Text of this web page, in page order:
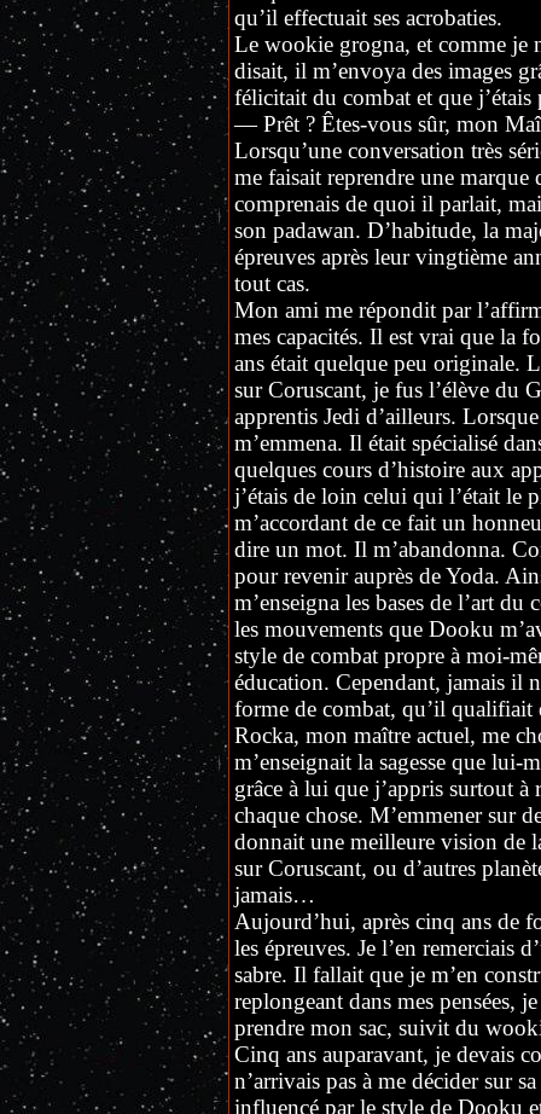
qu’il effectuait ses acrobaties.
Le wookie grogna, et comme je
disait, il m’envoya des images
félicitait du combat et que j’étais
— Prêt ? Êtes-vous sûr, mon
Lorsqu’une conversation très
me faisait reprendre une marque
comprenais de quoi il parlait,
son padawan. D’habitude, la
épreuves après leur vingtième
tout cas.
Mon ami me répondit par
mes capacités. Il est vrai que la
ans était quelque peu originale.
sur Coruscant, je fus l’élève du
apprentis Jedi d’ailleurs.
m’emmena. Il était spécialisé
quelques cours d’histoire aux
j’étais de loin celui qui l’était le
m’accordant de ce fait un
dire un mot. Il m’abandonna.
pour revenir auprès de Yoda.
m’enseigna les bases de l’art
les mouvements que Dooku
style de combat propre à moi-
éducation. Cependant, jamais il
forme de combat, qu’il qualifiait
Rocka, mon maître actuel, me
m’enseignait la sagesse que lui-
grâce à lui que j’appris surtout à
chaque chose. M’emmener sur
donnait une meilleure vision de
sur Coruscant, ou d’autres
jamais…
Aujourd’hui, après cinq ans de
les épreuves. Je l’en remerciais
sabre. Il fallait que je m’en
replongeant dans mes pensées,
prendre mon sac, suivit du
Cinq ans auparavant, je devais
n’arrivais pas à me décider sur
influencé par le style de Dooku